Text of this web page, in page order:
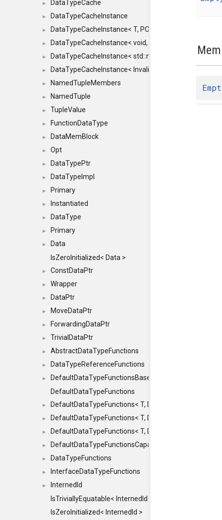
► DataTypeCache
► DataTypeCacheInstance
► DataTypeCacheInstance< T, POLICY, true >
► DataTypeCacheInstance< void, POLICY, true >
► DataTypeCacheInstance< std::nullptr_t, POLICY, true >
► DataTypeCacheInstance< InvalidType, POLICY, true >
► NamedTupleMembers
► NamedTuple
► TupleValue
► FunctionDataType
► DataMemBlock
► Opt
► DataTypePtr
► DataTypeImpl
► Primary
► Instantiated
► DataType
► Primary
►
Data
IsZeroInitialized< Data >
► ConstDataPtr
► Wrapper
► DataPtr
► MoveDataPtr
► ForwardingDataPtr
► TrivialDataPtr
► AbstractDataTypeFunctions
► DataTypeReferenceFunctions
►
DefaultDataTypeFunctionsBase
DefaultDataTypeFunctions
► DefaultDataTypeFunctions< T,
► DefaultDataTypeFunctions< T,
► DefaultDataTypeFunctions< T, DATATYPEMODE::BIG >
► DefaultDataTypeFunctionsCapabilityFlags
► DataTypeFunctions
► InterfaceDataTypeFunctions
►
InternedId
IsTriviallyEquatable< InternedId >
IsZeroInitialized< InternedId >